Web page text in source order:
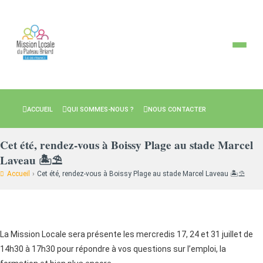
ACCUEIL QUI SOMMES-NOUS ? NOUS CONTACTER
Cet été, rendez-vous à Boissy Plage au stade Marcel
Laveau 🏝️⛱️
Accueil › Cet été, rendez-vous à Boissy Plage au stade Marcel Laveau 🏝️⛱️
La Mission Locale sera présente les mercredis 17, 24 et 31 juillet de
14h30 à 17h30 pour répondre à vos questions sur l’emploi, la